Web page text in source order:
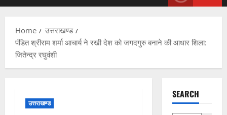
Home
उत्तराखण्ड
पंडित श्रीराम शर्मा आचार्य ने रखी देश को जगदगुरु बनाने की आधार शिला:
जितेन्द्र रघुवंशी
उत्तराखण्ड
SEARCH